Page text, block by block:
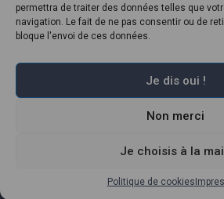
permettra de traiter des données telles que
navigation. Le fait de ne pas consentir ou de
bloque l'envoi de ces données.
Je dis oui !
Non merci
Je choisis à la
Politique de cookies
Règlement Général sur la Protection